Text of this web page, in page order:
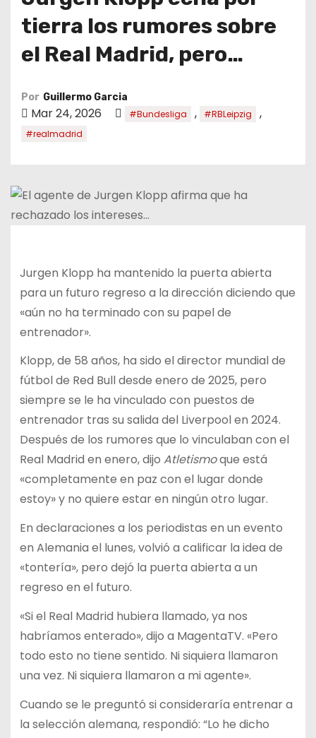
tierra los rumores sobre
el Real Madrid, pero…
Por Guillermo Garcia
Mar 24, 2026 #Bundesliga , #RBLeipzig ,
#realmadrid
Jurgen Klopp ha mantenido la puerta abierta
para un futuro regreso a la dirección diciendo que
«aún no ha terminado con su papel de
entrenador».
Klopp, de 58 años, ha sido el director mundial de
fútbol de Red Bull desde enero de 2025, pero
siempre se le ha vinculado con puestos de
entrenador tras su salida del Liverpool en 2024.
Después de los rumores que lo vinculaban con el
Real Madrid en enero, dijo Atletismoque está
«completamente en paz con el lugar donde
estoy» y no quiere estar en ningún otro lugar.
En declaraciones a los periodistas en un evento
en Alemania el lunes, volvió a calificar la idea de
«tontería», pero dejó la puerta abierta a un
regreso en el futuro.
«Si el Real Madrid hubiera llamado, ya nos
habríamos enterado», dijo a MagentaTV. «Pero
todo esto no tiene sentido. Ni siquiera llamaron
una vez. Ni siquiera llamaron a mi agente».
Cuando se le preguntó si consideraría entrenar a
la selección alemana, respondió: “Lo he dicho